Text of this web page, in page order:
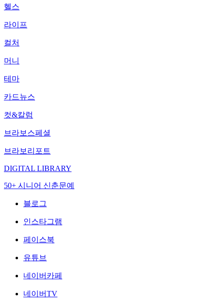
헬스
라이프
컬처
머니
테마
카드뉴스
컷&칼럼
브라보스페셜
브라보리포트
DIGITAL LIBRARY
50+ 시니어 신춘문예
블로그
인스타그램
페이스북
유튜브
네이버카페
네이버TV